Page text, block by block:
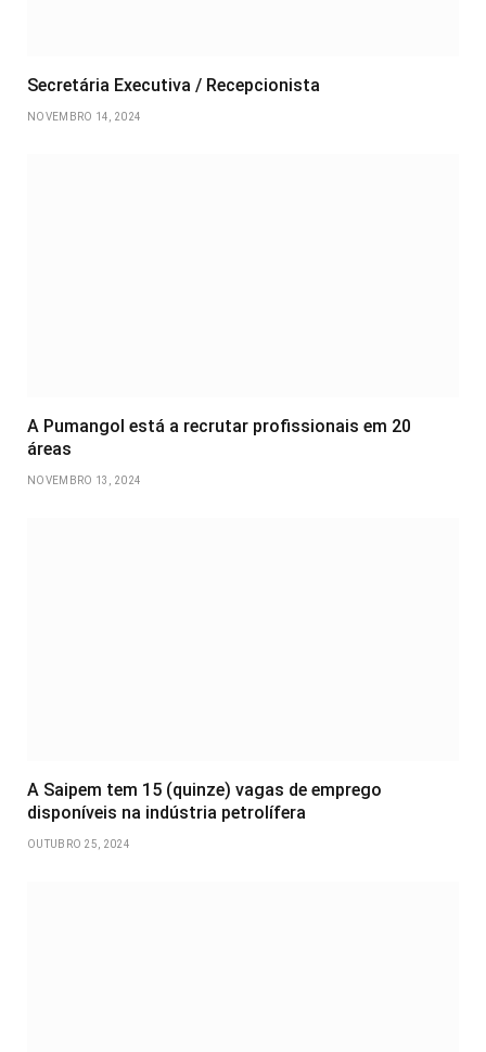
Secretária Executiva / Recepcionista
NOVEMBRO 14, 2024
A Pumangol está a recrutar profissionais em 20
áreas
NOVEMBRO 13, 2024
A Saipem tem 15 (quinze) vagas de emprego
disponíveis na indústria petrolífera
OUTUBRO 25, 2024